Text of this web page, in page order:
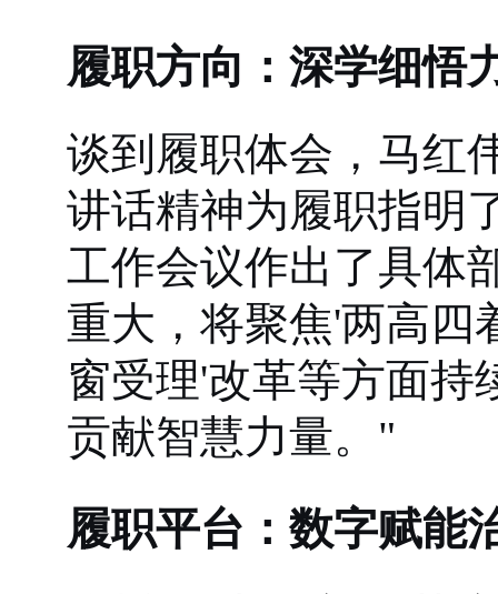
履职方向：深学细悟
谈到履职体会，马红
讲话精神为履职指明
工作会议作出了具体
重大，将聚焦'两高四
窗受理'改革等方面持
贡献智慧力量。"
履职平台：数字赋能